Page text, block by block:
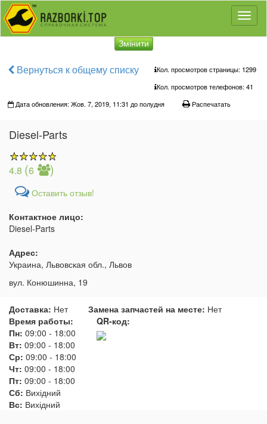
Змінити
Вернуться к общему списку
Кол. просмотров страницы: 1299
Кол. просмотров телефонов: 41
Дата обновления: Жов. 7, 2019, 11:31 до полудня
Распечатать
Diesel-Parts
4.8 (6 )
Оставить отзыв!
Контактное лицо:
Diesel-Parts
Адрес:
Украина, Львовская обл., Львов
вул. Конюшинна, 19
Доставка: Нет Замена запчастей на месте: Нет
Время работы:
Пн: 09:00 - 18:00
Вт: 09:00 - 18:00
Ср: 09:00 - 18:00
Чт: 09:00 - 18:00
Пт: 09:00 - 18:00
Сб: Вихідний
Вс: Вихідний
QR-код: